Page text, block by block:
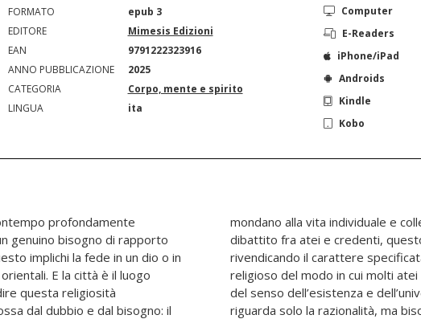
FORMATO
epub 3
EDITORE
Mimesis Edizioni
EAN
9791222323916
ANNO PUBBLICAZIONE
2025
CATEGORIA
Corpo, mente e spirito
LINGUA
ita
Computer
E-Readers
iPhone/iPad
Androids
Kindle
Kobo
profondamente
genuino bisogno di rapporto
implichi la fede in un dio o in
E la città è il luogo
questa religiosità
dal dubbio e dal bisogno: il
Nell’aspro e rigido
libro fa un passo in avanti,
e intensamente
i problemi profondi
Un modo cioè che non
arcaici e ineliminabili della